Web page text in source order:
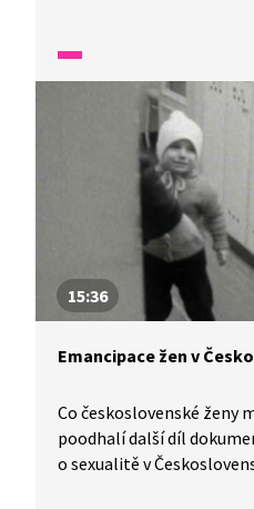
15:36
Emancipace žen v
Co československé ženy
poodhalí další díl
o sexualitě v